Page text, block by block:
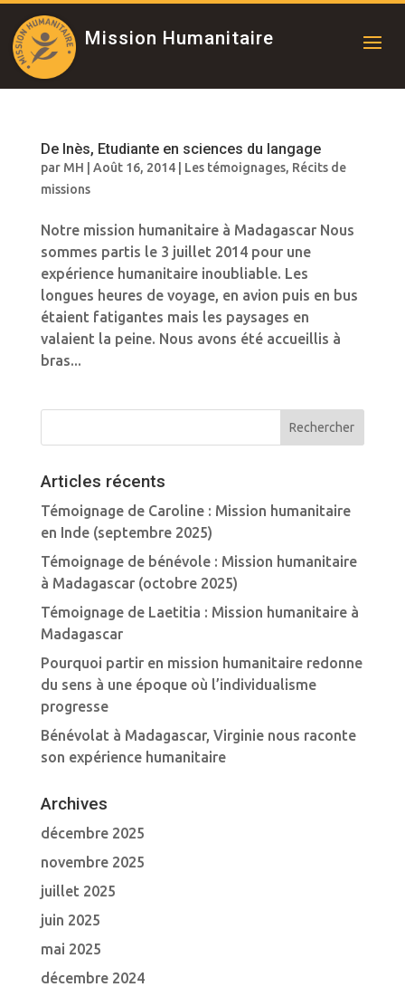
Mission Humanitaire
De Inès, Etudiante en sciences du langage
par MH Août 16, 2014| Les témoignages, Récits de
missions
Notre mission humanitaire à Madagascar Nous
sommes partis le 3 juillet 2014 pour une
expérience humanitaire inoubliable. Les
longues heures de voyage, en avion puis en bus
étaient fatigantes mais les paysages en
valaient la peine. Nous avons été accueillis à
bras...
Articles récents
Témoignage de Caroline : Mission humanitaire
en Inde (septembre 2025)
Témoignage de bénévole : Mission humanitaire
à Madagascar (octobre 2025)
Témoignage de Laetitia : Mission humanitaire à
Madagascar
Pourquoi partir en mission humanitaire redonne
du sens à une époque où l’individualisme
progresse
Bénévolat à Madagascar, Virginie nous raconte
son expérience humanitaire
Archives
décembre 2025
novembre 2025
juillet 2025
juin 2025
mai 2025
décembre 2024